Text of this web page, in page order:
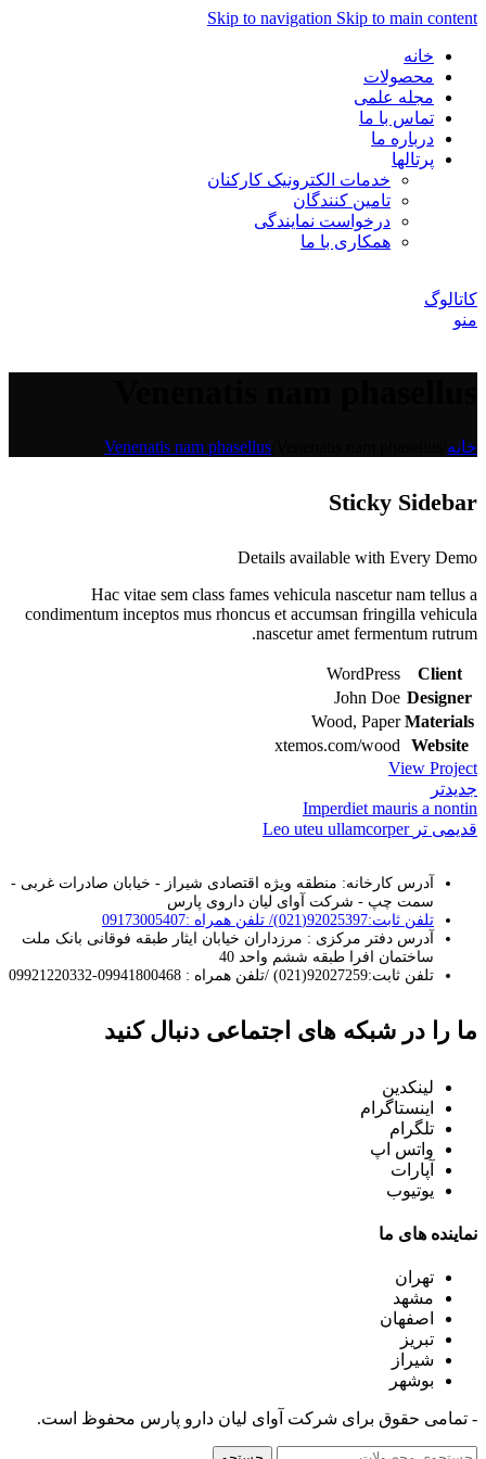
Skip to navigation Skip to main content
خانه
محصولات
مجله علمی
تماس با ما
درباره ما
پرتالها
خدمات الکترونیک کارکنان
تامین کنندگان
درخواست نمایندگی
همکاری با ما
کاتالوگ
منو
خانه Venenatis nam phasellus
Sticky Sidebar
Details available with Every Demo
Hac vitae sem class fames vehicula nascetur nam tellus a
condimentum inceptos mus rhoncus et accumsan fringilla vehicula
nascetur amet fermentum rutrum.
Client
WordPress
Designer
John Doe
Materials
Wood, Paper
Website
xtemos.com/wood
View Project
جدیدتر
Imperdiet mauris a nontin
قدیمی تر Leo uteu ullamcorper
آدرس کارخانه: منطقه ویژه اقتصادی شیراز - خیابان صادرات غربی -
سمت چپ - شرکت آوای لیان داروی پارس
تلفن ثابت:92025397(021)/ تلفن همراه :09173005407
آدرس دفتر مرکزی : مرزداران خیابان ایثار طبقه فوقانی بانک ملت
ساختمان افرا طبقه ششم واحد 40
تلفن ثابت:92027259(021) /تلفن همراه : 09941800468-09921220332
ما را در شبکه های اجتماعی دنبال کنید
لینکدین
اینستاگرام
تلگرام
واتس اپ
آپارات
یوتیوب
نماینده های ما
تهران
مشهد
اصفهان
تبریز
شیراز
بوشهر
- تمامی حقوق برای شرکت آوای لیان دارو پارس محفوظ است.